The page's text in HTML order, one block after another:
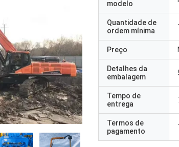
modelo
Quantidade de
ordem mínima
Preço
Detalhes da
embalagem
Tempo de
entrega
Termos de
pagamento